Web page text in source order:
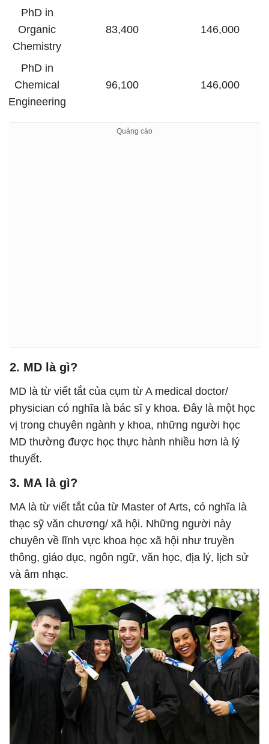
PhD in
Organic
Chemistry
83,400 146,000
PhD in
Chemical
Engineering
96,100 146,000
2. MD là gì?
MD là từ viết tắt của cụm từ A medical doctor/
physician có nghĩa là bác sĩ y khoa. Đây là một học
vị trong chuyên ngành y khoa, những người học
MD thường được học thực hành nhiều hơn là lý
thuyết.
3. MA là gì?
MA là từ viết tắt của từ Master of Arts, có nghĩa là
thạc sỹ văn chương/ xã hội. Những người này
chuyên về lĩnh vực khoa học xã hội như truyền
thông, giáo dục, ngôn ngữ, văn học, địa lý, lịch sử
và âm nhạc.